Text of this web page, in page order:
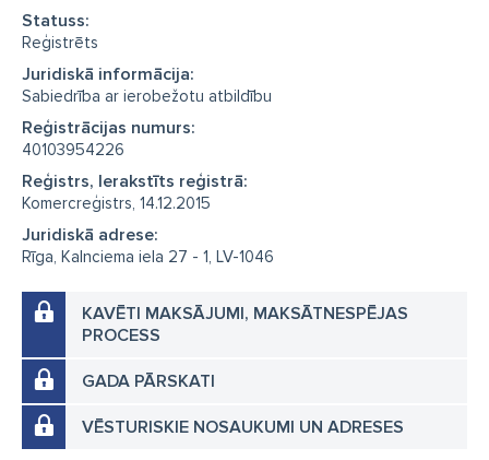
Statuss:
Reģistrēts
Juridiskā informācija:
Sabiedrība ar ierobežotu atbildību
Reģistrācijas numurs:
40103954226
Reģistrs, Ierakstīts reģistrā:
Komercreģistrs, 14.12.2015
Juridiskā adrese:
Rīga, Kalnciema iela 27 - 1, LV-1046
KAVĒTI MAKSĀJUMI, MAKSĀTNESPĒJAS
PROCESS
GADA PĀRSKATI
VĒSTURISKIE NOSAUKUMI UN ADRESES